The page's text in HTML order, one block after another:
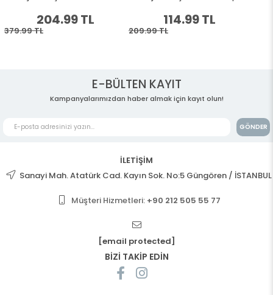
E-BÜLTEN KAYIT
Kampanyalarımızdan haber almak için kayıt olun!
GÖNDER
İLETİŞİM
Sanayi Mah. Atatürk Cad. Kayın Sok. No:5 Güngören / İSTANBUL
Müşteri Hizmetleri: +90 212 505 55 77
[email protected]
BİZİ TAKİP EDİN